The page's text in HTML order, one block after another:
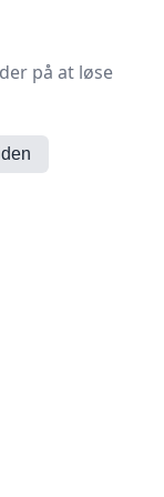
på at løse